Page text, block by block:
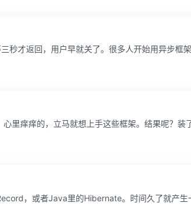
秒才返回，用户早就关了。很多人开始用异步框
里痒痒的，立马就想上手这些框架。结果呢？装
，或者Java里的Hibernate。时间久了就产生